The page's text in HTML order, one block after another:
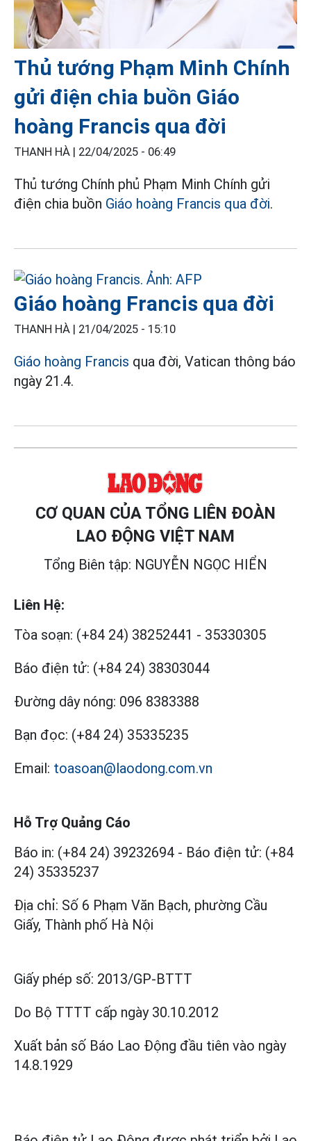
Thủ tướng Phạm Minh Chính
gửi điện chia buồn Giáo
hoàng Francis qua đời
THANH HÀ | 22/04/2025 - 06:49
Thủ tướng Chính phủ Phạm Minh Chính gửi
điện chia buồn Giáo hoàng Francis qua đời.
Giáo hoàng Francis qua đời
THANH HÀ | 21/04/2025 - 15:10
Giáo hoàng Francis qua đời, Vatican thông báo
ngày 21.4.
CƠ QUAN CỦA TỔNG LIÊN ĐOÀN
LAO ĐỘNG VIỆT NAM
Tổng Biên tập: NGUYỄN NGỌC HIỂN
Liên Hệ:
Tòa soạn: (+84 24) 38252441 - 35330305
Báo điện tử: (+84 24) 38303044
Đường dây nóng: 096 8383388
Bạn đọc: (+84 24) 35335235
Email: toasoan@laodong.com.vn
Hỗ Trợ Quảng Cáo
Báo in: (+84 24) 39232694 - Báo điện tử: (+84
24) 35335237
Địa chỉ: Số 6 Phạm Văn Bạch, phường Cầu
Giấy, Thành phố Hà Nội
Giấy phép số: 2013/GP-BTTT
Do Bộ TTTT cấp ngày 30.10.2012
Xuất bản số Báo Lao Động đầu tiên vào ngày
14.8.1929